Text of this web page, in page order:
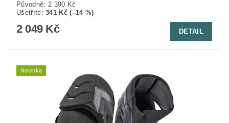
Původně: 2 390 Kč
Ušetříte:341 Kč (–14 %)
2 049 Kč DETAIL
Novinka